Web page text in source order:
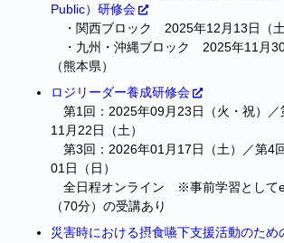
Public）研修会
・関西ブロック 2025年12月13日（
・九州・沖縄ブロック 2025年11月
（熊本県）
ロジリーダー養成研修会
第1回：2025年09月23日（火・祝）／
11月22日（土）
第3回：2026年01月17日（土）／第4
01日（日）
全日程オンライン ※事前学習として
（70分）の受講あり
災害時における摂食嚥下支援活動のため